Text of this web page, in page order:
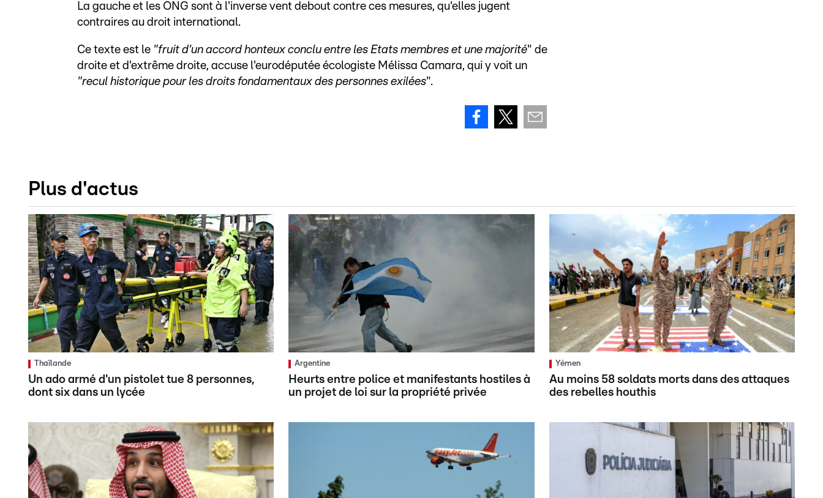
La gauche et les ONG sont à l'inverse vent debout contre ces mesures, qu'elles jugent
contraires au droit international.
Ce texte est le "fruit d'un accord honteux conclu entre les Etats membres et une majorité" de
droite et d'extrême droite, accuse l'eurodéputée écologiste Mélissa Camara, qui y voit un
"recul historique pour les droits fondamentaux des personnes exilées".
Plus d'actus
Thaïlande
Un ado armé d'un pistolet tue 8 personnes,
dont six dans un lycée
Argentine
Heurts entre police et manifestants hostiles à
un projet de loi sur la propriété privée
Yémen
Au moins 58 soldats morts dans des attaques
des rebelles houthis